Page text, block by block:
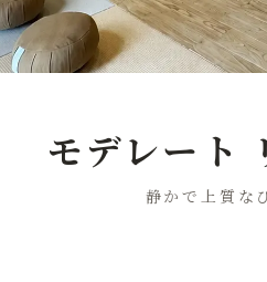
モデレート
静かで上質な